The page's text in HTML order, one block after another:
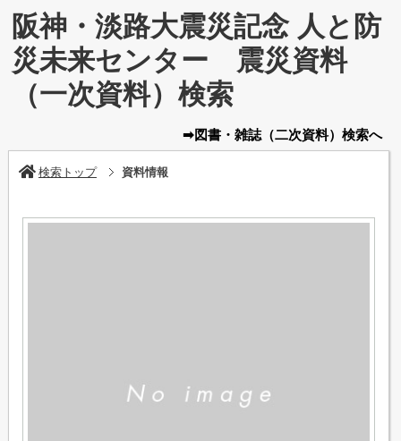
阪神・淡路大震災記念 人と防
災未来センター 震災資料
（一次資料）検索
➡図書・雑誌（二次資料） 検索へ
検索トップ 資料情報